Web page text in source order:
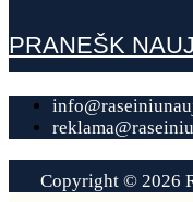
PRANEŠK
Copyright © 2026